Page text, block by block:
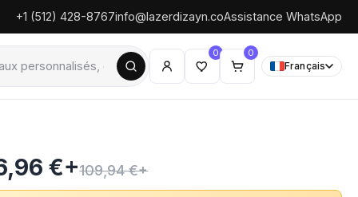
+1 (512) 428-8767info@lazerdizayn.coAssistance WhatsApp
0 0
Français
€+109,94 €+